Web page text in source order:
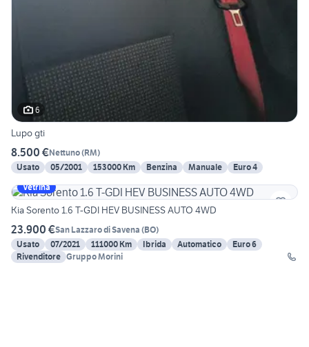
6
Lupo gti
8.500 €Nettuno(RM)
Usato
05/2001 153000 Km Benzina Manuale
Euro 4
Vetrina
Kia Sorento 1.6 T-GDI HEV BUSINESS AUTO 4WD
23.900 €San Lazzaro di Savena (BO)
Usato
07/2021 111000 Km Ibrida Automatico
Euro 6
Rivenditore Gruppo Morini